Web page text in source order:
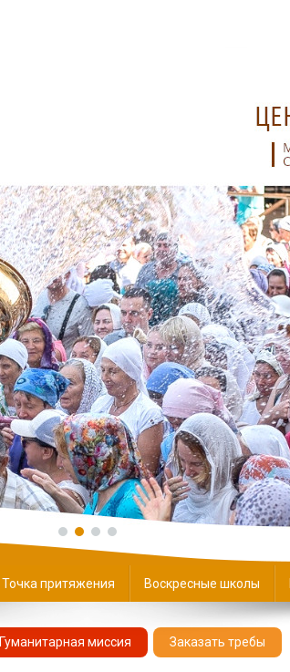
Точка притяжения Воскресные школы
Гуманитарная миссия Заказать требы